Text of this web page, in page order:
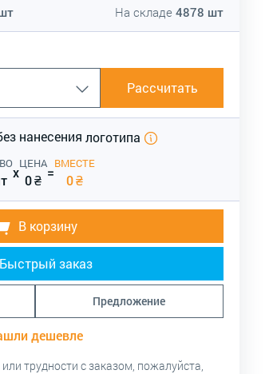
На складе 4878 шт
Рассчитать
нанесения логотипа
x
ЦЕНА
0₴ =
ВМЕСТЕ
0₴
В корзину
Быстрый заказ
Предложение
дешевле
трудности с заказом, пожалуйста,